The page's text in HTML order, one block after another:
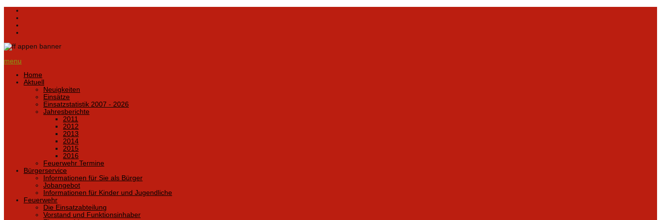
menu
Home
Aktuell
Neuigkeiten
Einsätze
Einsatzstatistik 2007 - 2026
Jahresberichte
2011
2012
2013
2014
2015
2016
Feuerwehr Termine
Bürgerservice
Informationen für Sie als Bürger
Jobangebot
Informationen für Kinder und Jugendliche
Feuerwehr
Die Einsatzabteilung
Vorstand und Funktionsinhaber